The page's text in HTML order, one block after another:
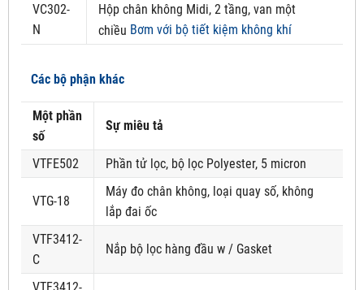
VC302-
N
Hộp chân không Midi, 2 tầng, van một
chiều Bơm với bộ tiết kiệm không khí
Các bộ phận khác
Một phần
số
Sự miêu tả
VTFE502 Phần tử lọc, bộ lọc Polyester, 5 micron
VTG-18
Máy đo chân không, loại quay số, không
lắp đai ốc
VTF3412-
C
Nắp bộ lọc hàng đầu w / Gasket